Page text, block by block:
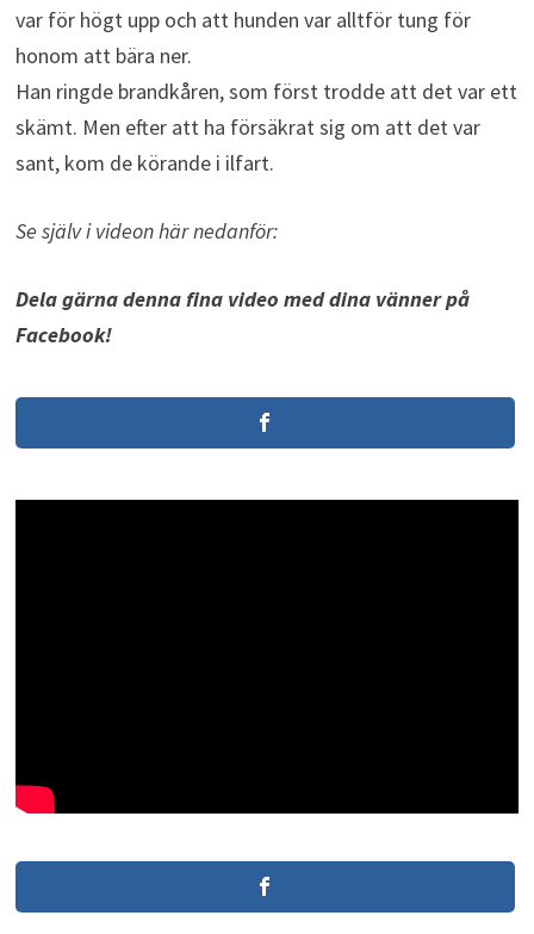
var för högt upp och att hunden var alltför tung för
honom att bära ner.
Han ringde brandkåren, som först trodde att det var ett
skämt. Men efter att ha försäkrat sig om att det var
sant, kom de körande i ilfart.
Se själv i videon här nedanför:
Dela gärna denna fina video med dina vänner på
Facebook!